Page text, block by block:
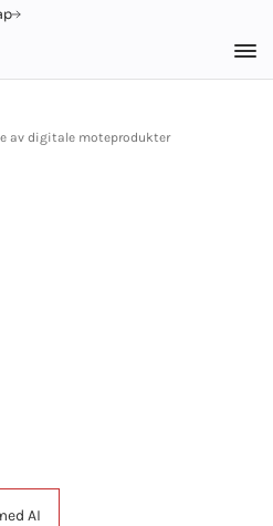
av digitale moteprodukter
AI